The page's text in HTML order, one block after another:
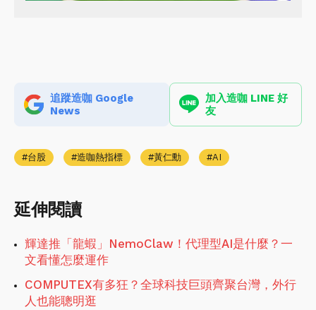
追蹤造咖 Google
News
加入造咖 LINE 好
友
台股 造咖熱指標 黃仁勳 AI
延伸閱讀
輝達推「龍蝦」NemoClaw！代理型AI是什麼？一
文看懂怎麼運作
COMPUTEX有多狂？全球科技巨頭齊聚台灣，外行
人也能聰明逛